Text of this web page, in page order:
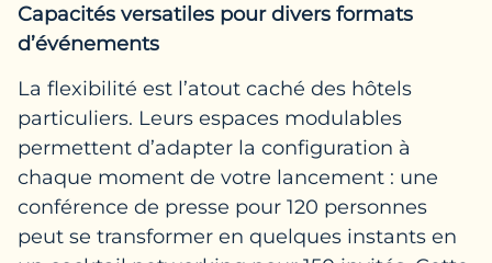
Capacités versatiles pour divers formats
d’événements
La flexibilité est l’atout caché des hôtels
particuliers. Leurs espaces modulables
permettent d’adapter la configuration à
chaque moment de votre lancement : une
conférence de presse pour 120 personnes
peut se transformer en quelques instants en